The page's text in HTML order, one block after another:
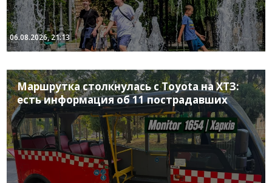
06.08.2026, 21:13
Маршрутка столкнулась с Toyota на ХТЗ:
есть информация об 11 пострадавших